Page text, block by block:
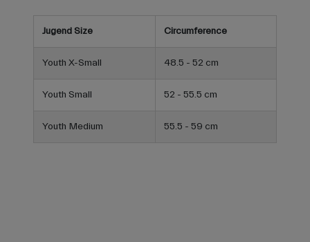
Jugend Size Circumference
Youth X-Small 48.5 - 52 cm
Youth Small 52 - 55.5 cm
Youth Medium 55.5 - 59 cm